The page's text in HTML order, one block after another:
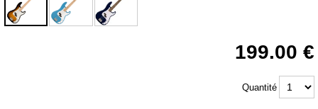
199.00
Quantité